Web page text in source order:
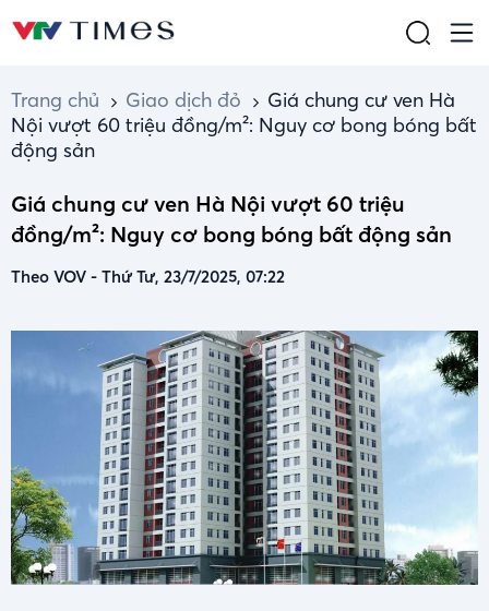
Trang chủ Giao dịch đỏ
Giá chung cư ven Hà
Nội vượt 60 triệu đồng/m²: Nguy cơ bong bóng bất
động sản
Giá chung cư ven Hà Nội vượt 60 triệu
đồng/m²: Nguy cơ bong bóng bất động sản
Theo VOV - Thứ Tư, 23/7/2025, 07:22